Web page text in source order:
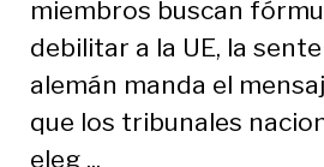
miembros buscan
debilitar a la UE, la
alemán manda el
que los tribunales
eleg ...